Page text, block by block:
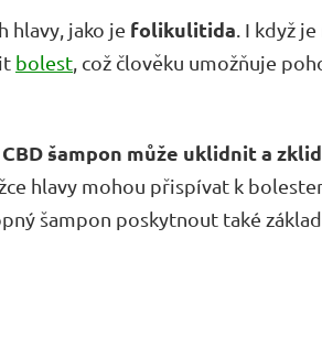
hlavy, jako je folikulitida. I když
bolest, což člověku umožňuje
CBD šampon může uklidnit a
hlavy mohou přispívat k
šampon poskytnout také